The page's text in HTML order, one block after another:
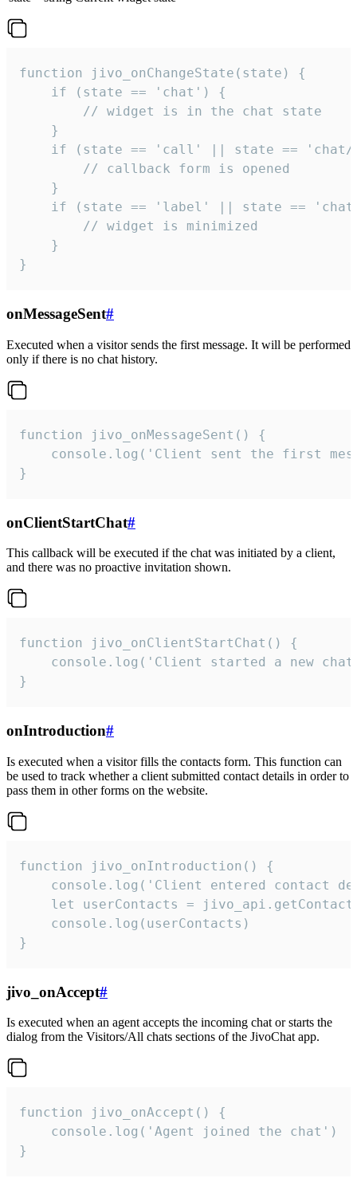
function jivo_onChangeState(state) {
    if (state == 'chat') {
        // widget is in the chat state
    }
if (state == 'call' || state ==
        // callback form is opened
    }
if (state == 'label' || state ==
        // widget is minimized
    }
}
onMessageSent#
Executed when a visitor sends the first message. It will be performed
only if there is no chat history.
function jivo_onMessageSent() {
console.log('Client sent the first
}
onClientStartChat#
This callback will be executed if the chat was initiated by a client,
and there was no proactive invitation shown.
function jivo_onClientStartChat() {
console.log('Client started a new
}
onIntroduction#
Is executed when a visitor fills the contacts form. This function can
be used to track whether a client submitted contact details in order to
pass them in other forms on the website.
function jivo_onIntroduction() {
console.log('Client entered contact
let userContacts =
    console.log(userContacts)
}
jivo_onAccept#
Is executed when an agent accepts the incoming chat or starts the
dialog from the Visitors/All chats sections of the JivoChat app.
function jivo_onAccept() {
}